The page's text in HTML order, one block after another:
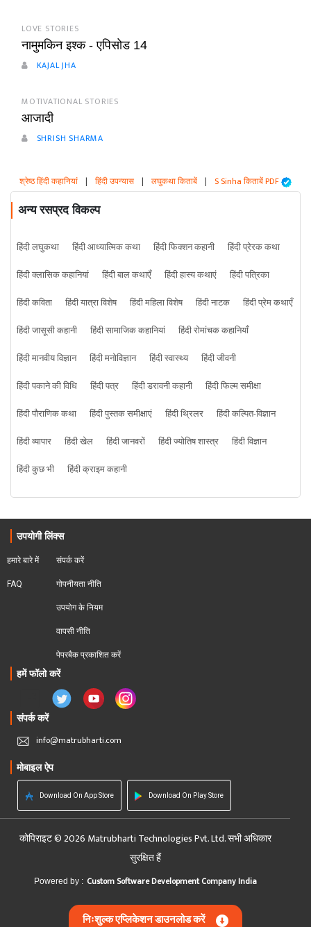
LOVE STORIES
नामुमकिन इश्क - एपिसोड 14
KAJAL JHA
MOTIVATIONAL STORIES
आजादी
SHRISH SHARMA
श्रेष्ठ हिंदी कहानियां | हिंदी उपन्यास | लघुकथा किताबें | S Sinha किताबें PDF
अन्य रसप्रद विकल्प
हिंदी लघुकथा हिंदी आध्यात्मिक कथा हिंदी फिक्शन कहानी
हिंदी प्रेरक कथा
हिंदी क्लासिक कहानियां
हिंदी बाल कथाएँ हिंदी हास्य कथाएं
हिंदी पत्रिका
हिंदी कविता
हिंदी यात्रा विशेष हिंदी महिला विशेष हिंदी नाटक
हिंदी प्रेम कथाएँ
हिंदी जासूसी कहानी
हिंदी सामाजिक कहानियां
हिंदी रोमांचक कहानियाँ
हिंदी मानवीय विज्ञान
हिंदी मनोविज्ञान हिंदी स्वास्थ्य
हिंदी जीवनी
हिंदी पकाने की विधि
हिंदी पत्र हिंदी डरावनी कहानी
हिंदी फिल्म समीक्षा
हिंदी पौराणिक कथा
हिंदी पुस्तक समीक्षाएं हिंदी थ्रिलर
हिंदी कल्पित-विज्ञान
हिंदी व्यापार
हिंदी खेल हिंदी जानवरों हिंदी ज्योतिष शास्त्र
हिंदी विज्ञान
हिंदी कुछ भी
हिंदी क्राइम कहानी
उपयोगी लिंक्स
हमारे बारे में
FAQ
संपर्क करें
गोपनीयता नीति
उपयोग के नियम
वापसी नीति
पेपरबैक प्रकाशित करें
हमें फॉलो करें
संपर्क करें
info@matrubharti.com
मोबाइल ऐप
Download On App Store Download On Play Store
कोपिराइट © 2026 Matrubharti Technologies Pvt. Ltd. सभी अधिकार
सुरक्षित हैं
Powered by : Custom Software Development Company India
निःशुल्क एप्लिकेशन डाउनलोड करें